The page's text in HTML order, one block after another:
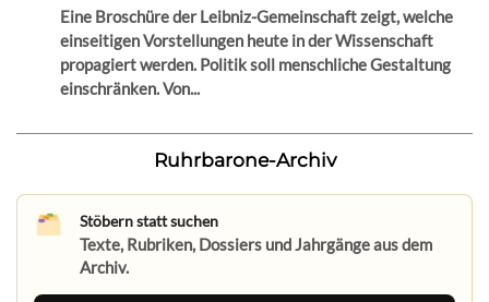
Eine Broschüre der Leibniz-Gemeinschaft zeigt, welche
einseitigen Vorstellungen heute in der Wissenschaft
propagiert werden. Politik soll menschliche Gestaltung
einschränken. Von...
Ruhrbarone-Archiv
Stöbern statt suchen
Texte, Rubriken, Dossiers und Jahrgänge aus dem
Archiv.